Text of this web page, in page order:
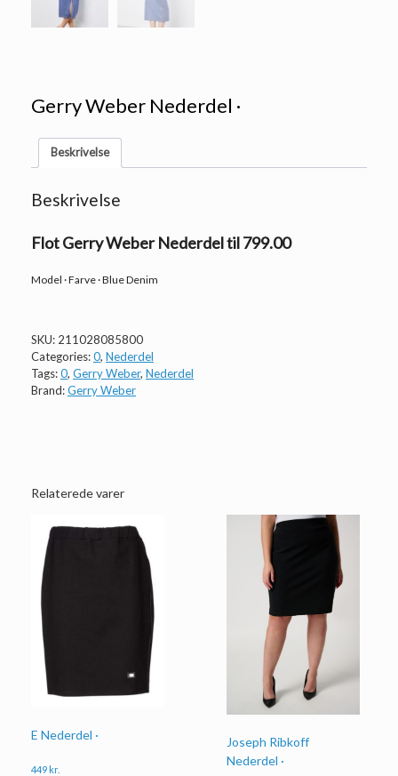
Gerry Weber Nederdel ·
Beskrivelse
Beskrivelse
Flot Gerry Weber Nederdel til 799.00
Model · Farve · Blue Denim
SKU: 211028085800
Categories:0, Nederdel
Tags:0, Gerry Weber, Nederdel
Brand:Gerry Weber
Relaterede varer
E Nederdel ·
449kr.
Joseph Ribkoff
Nederdel ·